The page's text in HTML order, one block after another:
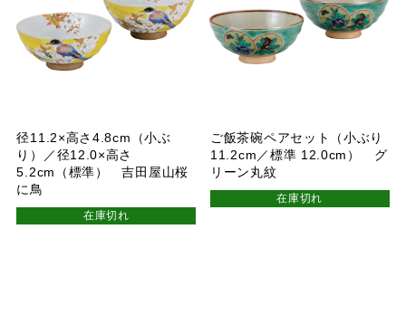
径11.2×高さ4.8cm（小ぶ
り）／径12.0×高さ
5.2cm（標準） 吉田屋山桜
に鳥
在庫切れ
ご飯茶碗ペアセット（小ぶり
11.2cm／標準 12.0cm） グ
リーン丸紋
在庫切れ